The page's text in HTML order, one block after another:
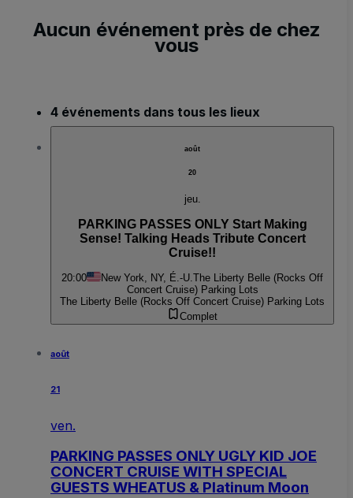
Aucun événement près de chez
vous
4 événements dans tous les lieux
août
20
jeu.
PARKING PASSES ONLY Start Making
Sense! Talking Heads Tribute Concert
Cruise!!
20:00 New York, NY, É.-U.The Liberty Belle (Rocks Off
Concert Cruise) Parking Lots
The Liberty Belle (Rocks Off Concert Cruise) Parking Lots
Complet
août
21
ven.
PARKING PASSES ONLY UGLY KID JOE
CONCERT CRUISE WITH SPECIAL
GUESTS WHEATUS & Platinum Moon